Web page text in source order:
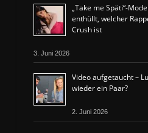
„Take me Späti“-
enthüllt, welcher
Crush ist
3. Juni 2026
Video aufgetaucht –
wieder ein Paar?
2. Juni 2026